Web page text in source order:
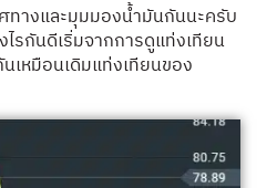
างและมุมมองน้ำมันกันนะครับ
ไรกันดีเริ่มจากการดูแท่งเทียน
เหมือนเดิมแท่งเทียนของ